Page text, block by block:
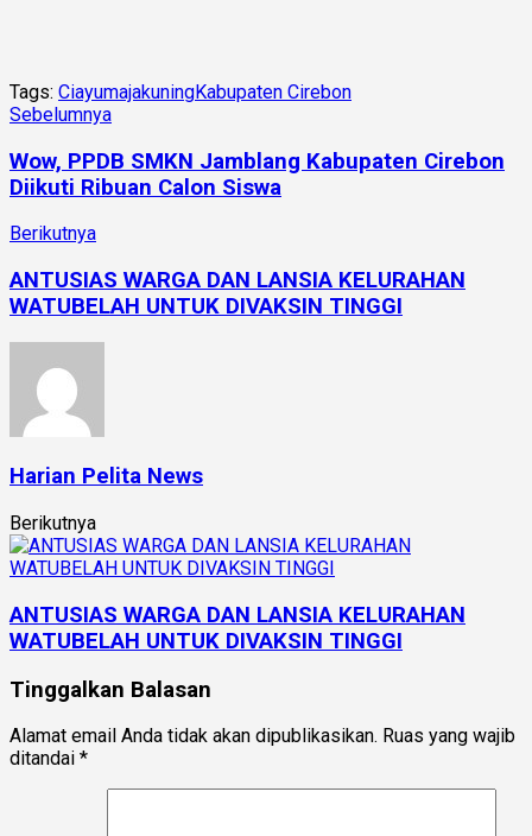
Tags: CiayumajakuningKabupaten Cirebon
Sebelumnya
Wow, PPDB SMKN Jamblang Kabupaten Cirebon
Diikuti Ribuan Calon Siswa
Berikutnya
ANTUSIAS WARGA DAN LANSIA KELURAHAN
WATUBELAH UNTUK DIVAKSIN TINGGI
Harian Pelita News
Berikutnya
ANTUSIAS WARGA DAN LANSIA KELURAHAN
WATUBELAH UNTUK DIVAKSIN TINGGI
Tinggalkan Balasan
Alamat email Anda tidak akan dipublikasikan. Ruas yang wajib
ditandai *